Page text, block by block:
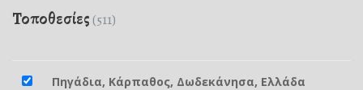
Τοποθεσίες (511)
Πηγάδια, Κάρπαθος, Δωδεκάνησα, Ελλάδα